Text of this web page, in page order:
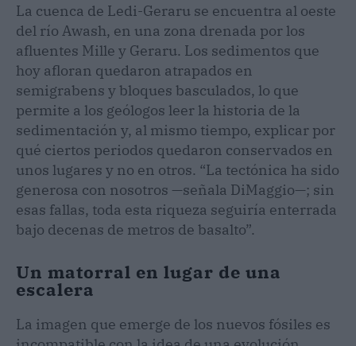
La cuenca de Ledi-Geraru se encuentra al oeste
del río Awash, en una zona drenada por los
afluentes Mille y Geraru. Los sedimentos que
hoy afloran quedaron atrapados en
semigrabens y bloques basculados, lo que
permite a los geólogos leer la historia de la
sedimentación y, al mismo tiempo, explicar por
qué ciertos periodos quedaron conservados en
unos lugares y no en otros. “La tectónica ha sido
generosa con nosotros —señala DiMaggio—; sin
esas fallas, toda esta riqueza seguiría enterrada
bajo decenas de metros de basalto”.
Un matorral en lugar de una
escalera
La imagen que emerge de los nuevos fósiles es